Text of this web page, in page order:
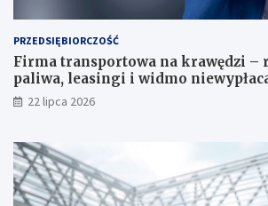
PRZEDSIĘBIORCZOŚĆ
Firma transportowa na krawędzi –
paliwa, leasingi i widmo
22 lipca 2026